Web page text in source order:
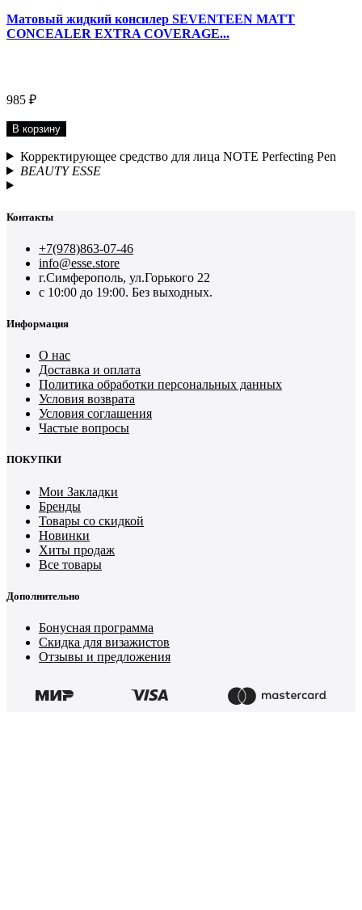
Матовый жидкий консилер SEVENTEEN MATT
CONCEALER EXTRA COVERAGE...
985 ₽
В корзину
Корректирующее средство для лица NOTE Perfecting Pen
BEAUTY ESSE
Контакты
+7(978)863-07-46
info@esse.store
г.Симферополь, ул.Горького 22
с 10:00 до 19:00. Без выходных.
Информация
О нас
Доставка и оплата
Политика обработки персональных данных
Условия возврата
Условия соглашения
Частые вопросы
ПОКУПКИ
Мои Закладки
Бренды
Товары со скидкой
Новинки
Хиты продаж
Все товары
Дополнительно
Бонусная программа
Скидка для визажистов
Отзывы и предложения